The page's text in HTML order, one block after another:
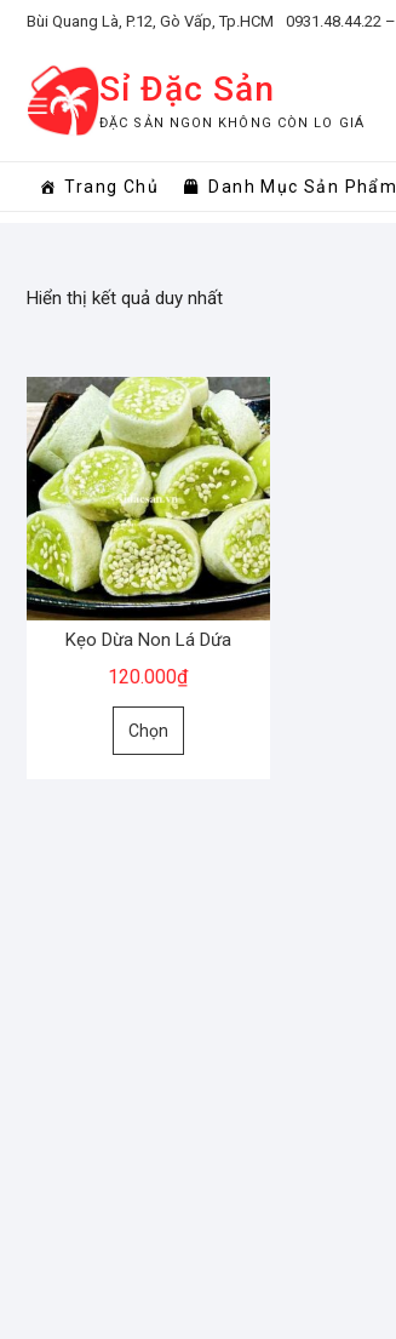
Skip
content
Bùi Quang Là, P.12, Gò Vấp, Tp.HCM 0931.48.44.22 –
Sỉ Đặc Sản
ĐẶC SẢN NGON KHÔNG CÒN LO GIÁ
Trang Chủ Danh Mục Sản Phẩm
Hiển thị kết quả duy nhất
Kẹo Dừa Non Lá Dứa
120.000₫
Chọn
Sản